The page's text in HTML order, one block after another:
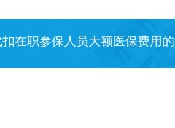
参保人员大额医保费用的通知